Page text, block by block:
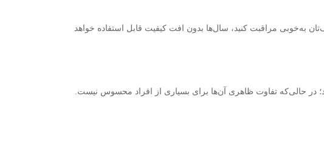
به‌خوبی مراقبت کنید، سال‌ها بدون افت کیفیت قابل استفاده خواهد
حالی‌که تفاوت ظاهری آن‌ها برای بسیاری از افراد محسوس نیست.